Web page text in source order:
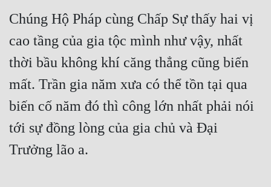
Chúng Hộ Pháp cùng Chấp Sự thấy hai vị
cao tầng của gia tộc mình như vậy, nhất
thời bầu không khí căng thẳng cũng biến
mất. Trần gia năm xưa có thể tồn tại qua
biến cố năm đó thì công lớn nhất phải nói
tới sự đồng lòng của gia chủ và Đại
Trưởng lão a.